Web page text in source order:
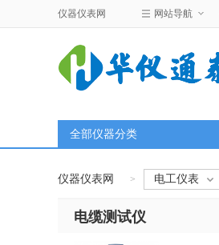
仪器仪表网 网站导航
全部仪器分类
仪器仪表网 > 电工仪表
电缆测试仪